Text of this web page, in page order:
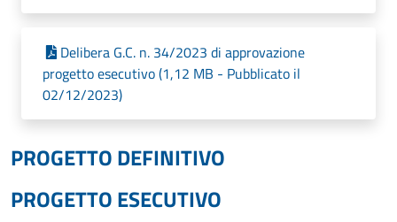
Delibera G.C. n. 34/2023 di approvazione
progetto esecutivo (1,12 MB - Pubblicato il
02/12/2023)
PROGETTO DEFINITIVO
PROGETTO ESECUTIVO